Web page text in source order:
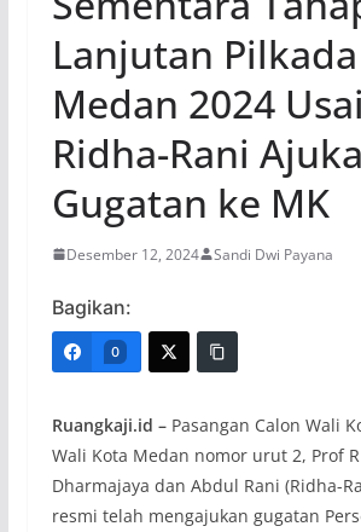
Lanjutan Pilkada
Medan 2024 Usai
Ridha-Rani
Gugatan ke MK
Desember 12, 2024 Sandi Dwi Payana
Bagikan:
0
Ruangkaji.id –Pasangan Calon Wali
Wali Kota Medan nomor urut 2, Prof
Dharmajaya dan Abdul Rani (Ridha-
resmi telah mengajukan gugatan